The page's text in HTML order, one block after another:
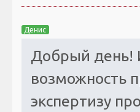
Денис
Добрый день!
возможность
экспертизу